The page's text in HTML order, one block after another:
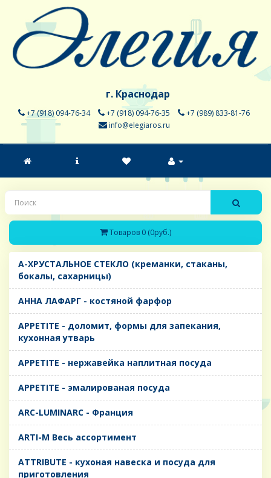
г. Краснодар
+7 (918) 094-76-34 +7 (918) 094-76-35
+7 (989) 833-81-76
info@elegiaros.ru
Товаров 0 (0руб.)
A-ХРУСТАЛЬНОЕ СТЕКЛО (креманки, стаканы,
бокалы, сахарницы)
AHHA ЛАФАРГ - костяной фарфор
APPETITE - доломит, формы для запекания,
кухонная утварь
APPETITE - нержавейка наплитная посуда
APPETITE - эмалированая посуда
ARC-LUMINARC - Франция
ARTI-M Весь ассортимент
ATTRIBUTE - кухоная навеска и посуда для
приготовления